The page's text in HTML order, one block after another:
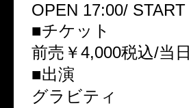
OPEN 17:00/ START
■チケット
前売￥4,000税込/当
■出演
グラビティ